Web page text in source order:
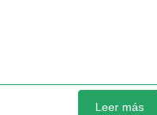
Leer más